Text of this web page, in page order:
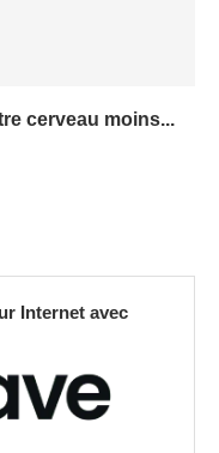
cerveau moins...
Internet avec